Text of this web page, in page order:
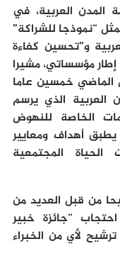
المدن العربية، في
“نموذجا للشراكة”
و”تحسين كفاءة
مؤسساتي، مشيرا
خمسين عاما
العربية الذي يرسم
الخاصة للنهوض
يطبق أهداف ومعايير
الحياة المجتمعية
هذه الدورة عرفت 50 ترشيحا من قبل العديد من
“جائزة خبير
لأي من الخبراء